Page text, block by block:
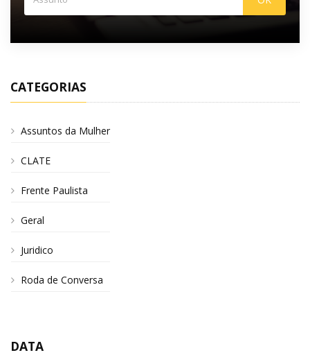
CATEGORIAS
Assuntos da Mulher
CLATE
Frente Paulista
Geral
Juridico
Roda de Conversa
DATA